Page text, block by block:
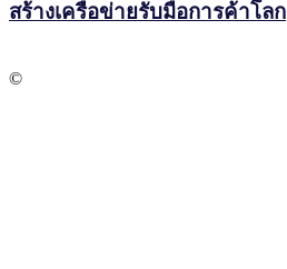
สร้างเครือข่ายรับมือการค้าโลก
©